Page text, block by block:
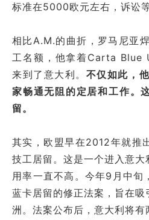
标准在5000欧元左右，诉讼
相比A.M.的曲折，罗马尼亚
工名额，他拿着Carta Blue
来到了意大利。 不仅如此，
家畅通无阻的定居和工作。
留。
其实，欧盟早在2012年就推
技工居留。这是一个进入意
用率一直不高。今年9月中旬
蓝卡居留的修正法案，旨在
洲。法案公布后，意大利将